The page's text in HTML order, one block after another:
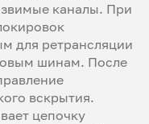
каналы. При
для ретрансляции
шинам. После
вскрытия.
цепочку